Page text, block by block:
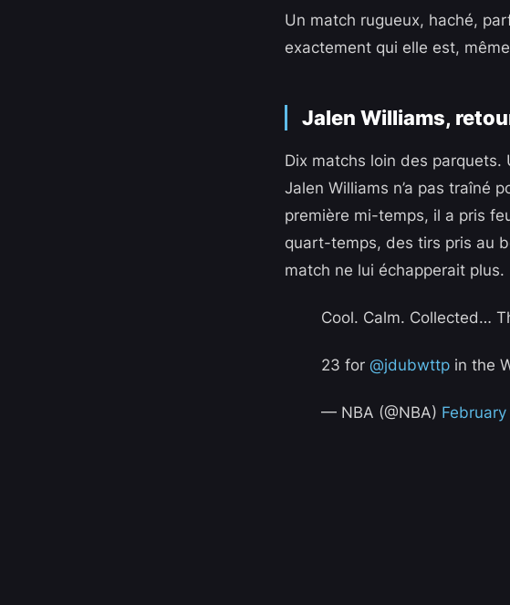
Un match rugueux, haché,
exactement qui elle est,
Jalen Williams,
Dix matchs loin des parquets.
Jalen Williams n’a pas traîné
première mi-temps, il a pris
quart-temps, des tirs pris au
match ne lui échapperait plus.
Cool. Calm. Collected…
23 for @jdubwttp in the
— NBA (@NBA)